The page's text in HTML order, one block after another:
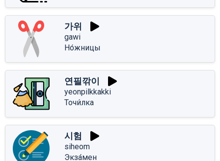
가위
gawi
Но́жницы
연필깎이
yeonpilkkakki
Точи́лка
시험
siheom
Экза́мен